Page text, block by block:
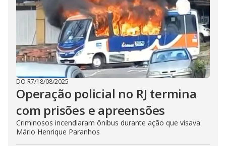
DO R7/18/08/2025
Operação policial no RJ termina
com prisões e apreensões
Criminosos incendiaram ônibus durante ação que visava
Mário Henrique Paranhos